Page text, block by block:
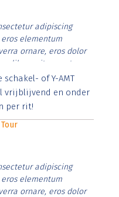
adipiscing
elementum
ornare, eros dolor
libero vitae erat.
id rutrum lorem
tristique posuere.
of Y-AMT
vrijblijvend en onder
per rit!
adipiscing
elementum
ornare, eros dolor